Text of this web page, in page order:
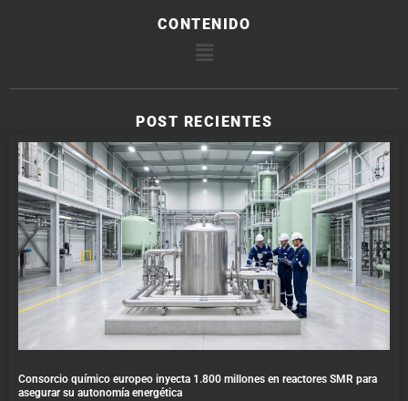
CONTENIDO
POST RECIENTES
Consorcio químico europeo inyecta 1.800 millones en reactores SMR para
asegurar su autonomía energética